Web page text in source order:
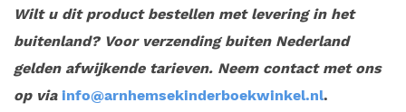
Wilt u dit product bestellen met levering in het
buitenland? Voor verzending buiten Nederland
gelden afwijkende tarieven. Neem contact met ons
op via info@arnhemsekinderboekwinkel.nl.